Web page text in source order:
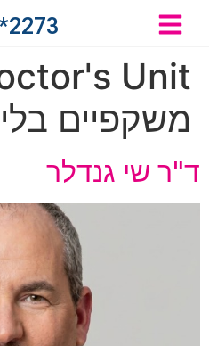
2273*
Unit:
משקפיים
ד"ר שי גנדלר